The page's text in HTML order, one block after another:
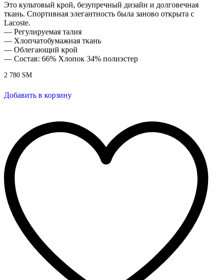
Это культовый крой, безупречный дизайн и долговечная
ткань. Спортивная элегантность была заново открыта с
Lacoste.
— Регулируемая талия
— Хлопчатобумажная ткань
— Облегающий крой
— Состав: 66% Хлопок 34% полиэстер
2 780 ЅМ
Добавить в корзину